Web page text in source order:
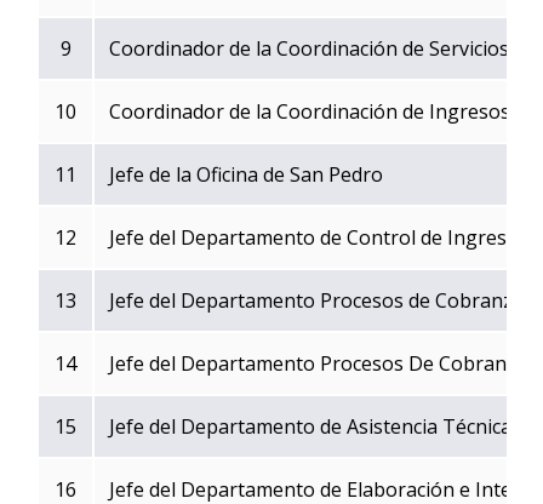
9 Coordinador de la Coordinación de Servicios al
10 Coordinador de la Coordinación de Ingresos
11 Jefe de la Oficina de San Pedro
12 Jefe del Departamento de Control de Ingresos
13 Jefe del Departamento Procesos de Cobranza -
14 Jefe del Departamento Procesos De Cobranza
15 Jefe del Departamento de Asistencia Técnica
16 Jefe del Departamento de Elaboración e